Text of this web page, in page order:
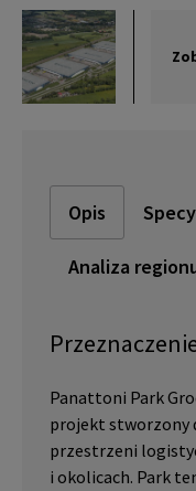
Opis
Analiza
Panattoni Park
projekt stworzony
przestrzeni
i okolicach. Park